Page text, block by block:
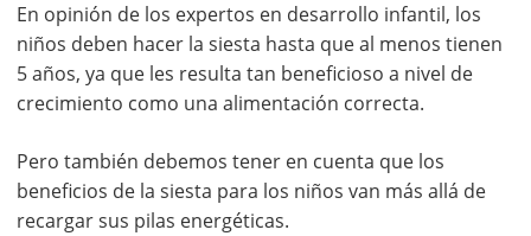
En opinión de los expertos en desarrollo infantil, los
niños deben hacer la siesta hasta que al menos tienen
5 años, ya que les resulta tan beneficioso a nivel de
crecimiento como una alimentación correcta.
Pero también debemos tener en cuenta que los
beneficios de la siesta para los niños van más allá de
recargar sus pilas energéticas.